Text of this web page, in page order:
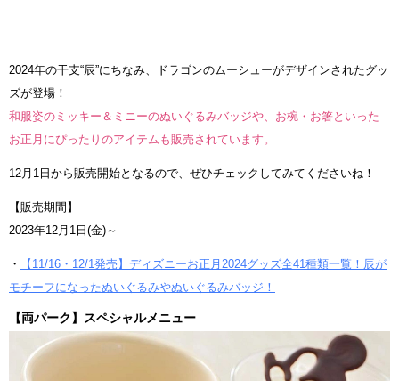
2024年の干支“辰”にちなみ、ドラゴンのムーシューがデザインされたグッ
ズが登場！
和服姿のミッキー＆ミニーのぬいぐるみバッジや、お椀・お箸といった
お正月にぴったりのアイテムも販売されています。
12月1日から販売開始となるので、ぜひチェックしてみてくださいね！
【販売期間】
2023年12月1日(金)～
・
【11/16・12/1発売】ディズニーお正月2024グッズ全41種類一覧！辰が
モチーフになったぬいぐるみやぬいぐるみバッジ！
【両パーク】スペシャルメニュー